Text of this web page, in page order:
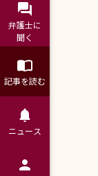
question_answer
弁護士に
聞く
import_contacts
記事を読む
notifications
ニュース
person